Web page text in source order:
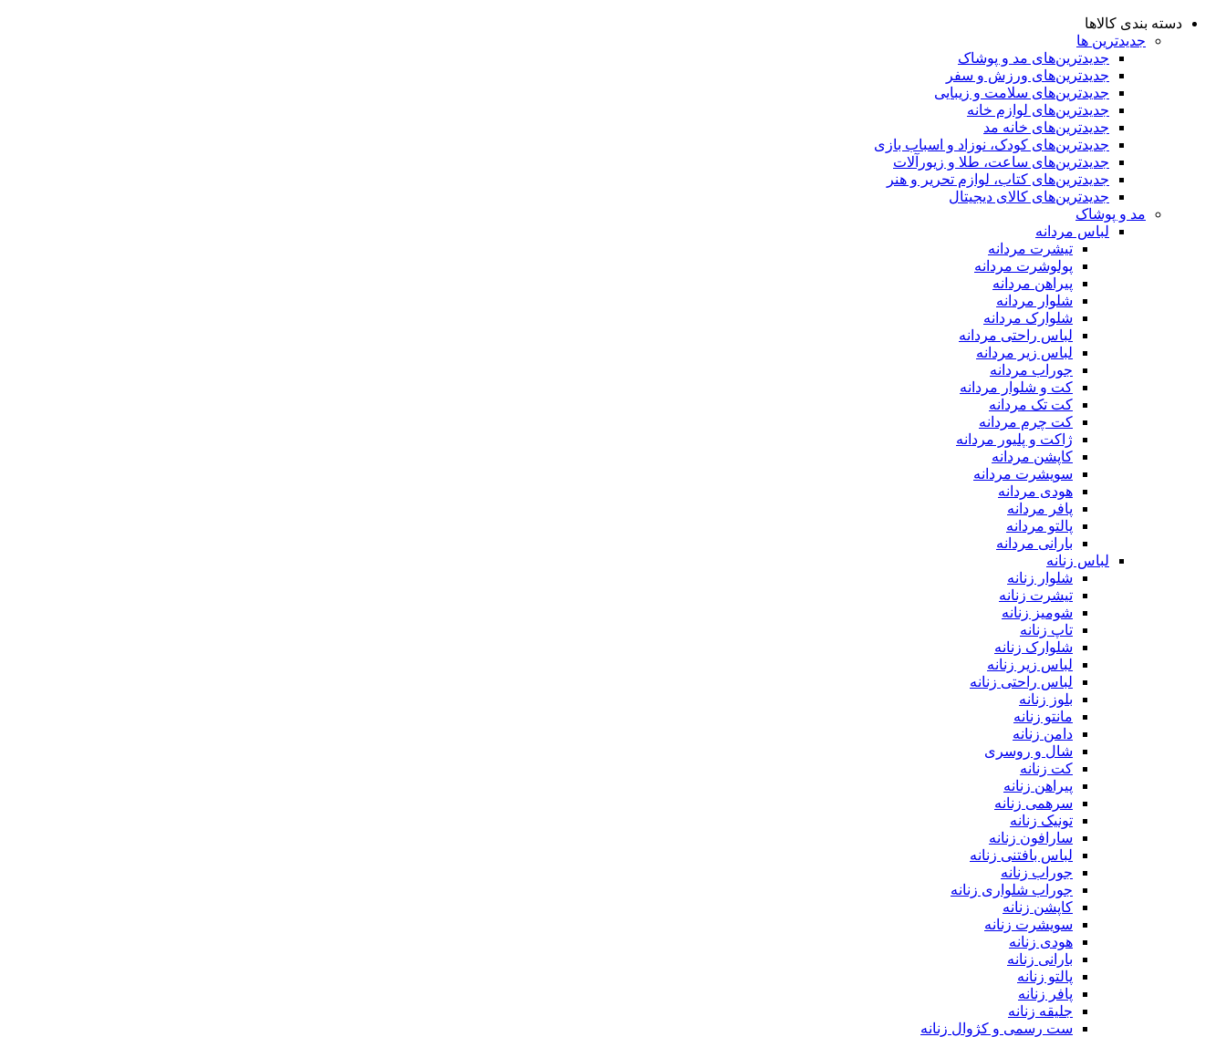
دسته بندی کالاها
جدیدترین ها
جدید‌ترین‌های مد و پوشاک
جدید‌ترین‌های ورزش و سفر
جدید‌ترین‌های سلامت و زیبایی
جدید‌ترین‌های لوازم خانه
جدیدترین‌های خانه مد
جدید‌ترین‌های کودک، نوزاد و اسباب بازی
جدید‌ترین‌های ساعت، طلا و زیورآلات
جدید‌ترین‌های کتاب، لوازم تحریر و هنر
جدید‌ترین‌های کالای دیجیتال
مد و پوشاک
لباس مردانه
تیشرت مردانه
پولوشرت مردانه
پیراهن مردانه
شلوار مردانه
شلوارک مردانه
لباس راحتی مردانه
لباس زیر مردانه
جوراب مردانه
کت و شلوار مردانه
کت تک مردانه
کت چرم مردانه
ژاکت و پلیور مردانه
کاپشن مردانه
سویشرت مردانه
هودی مردانه
پافر مردانه
پالتو مردانه
بارانی مردانه
لباس زنانه
شلوار زنانه
تیشرت زنانه
شومیز زنانه
تاپ زنانه
شلوارک زنانه
لباس زیر زنانه
لباس راحتی زنانه
بلوز زنانه
مانتو زنانه
دامن زنانه
شال و روسری
کت زنانه
پیراهن زنانه
سرهمی زنانه
تونیک زنانه
سارافون زنانه
لباس بافتنی زنانه
جوراب زنانه
جوراب شلواری زنانه
کاپشن زنانه
سویشرت زنانه
هودی زنانه
بارانی زنانه
پالتو زنانه
پافر زنانه
جلیقه زنانه
ست رسمی و کژوال زنانه